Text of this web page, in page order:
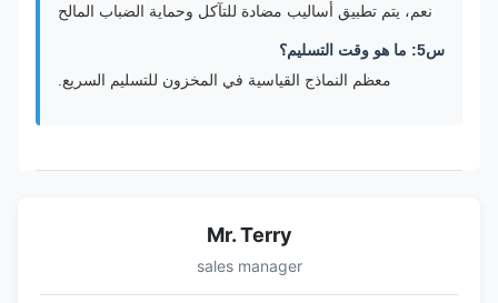
نعم، يتم تطبيق أساليب مضادة للتآكل وحماية الضباب المالح
س5: ما هو وقت التسليم؟
معظم النماذج القياسية في المخزون للتسليم السريع.
Mr. Terry
sales manager